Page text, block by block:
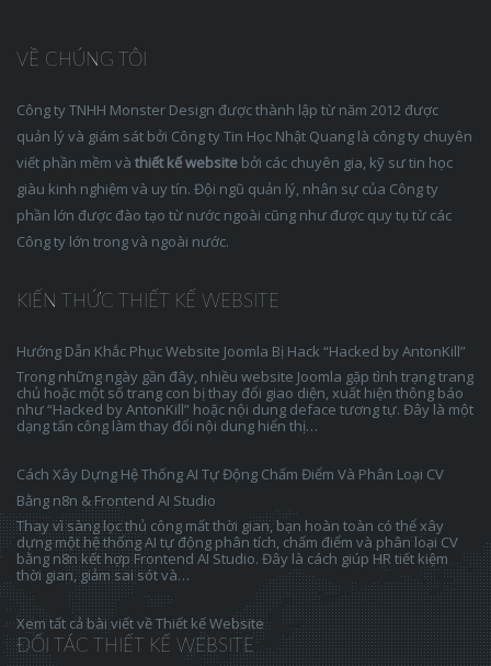
VỀ CHÚNG TÔI
Công ty TNHH Monster Design được thành lập từ năm 2012 được
quản lý và giám sát bởi Công ty Tin Học Nhật Quang là công ty chuyên
viết phần mềm và thiết kế website bởi các chuyên gia, kỹ sư tin học
giàu kinh nghiệm và uy tín. Đội ngũ quản lý, nhân sự của Công ty
phần lớn được đào tạo từ nước ngoài cũng như được quy tụ từ các
Công ty lớn trong và ngoài nước.
KIẾN THỨC THIẾT KẾ WEBSITE
Hướng Dẫn Khắc Phục Website Joomla Bị Hack “Hacked by AntonKill”
Trong những ngày gần đây, nhiều website Joomla gặp tình trạng trang
chủ hoặc một số trang con bị thay đổi giao diện, xuất hiện thông báo
như “Hacked by AntonKill” hoặc nội dung deface tương tự. Đây là một
dạng tấn công làm thay đổi nội dung hiển thị…
Cách Xây Dựng Hệ Thống AI Tự Động Chấm Điểm Và Phân Loại CV
Bằng n8n & Frontend AI Studio
Thay vì sàng lọc thủ công mất thời gian, bạn hoàn toàn có thể xây
dựng một hệ thống AI tự động phân tích, chấm điểm và phân loại CV
bằng n8n kết hợp Frontend AI Studio. Đây là cách giúp HR tiết kiệm
thời gian, giảm sai sót và…
Xem tất cả bài viết về Thiết kế Website
ĐỐI TÁC THIẾT KẾ WEBSITE